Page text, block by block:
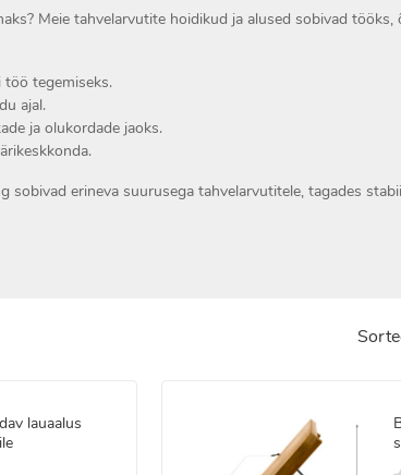
Meie tahvelarvutite hoidikud ja alused sobivad
töö tegemiseks.
ajal.
ja olukordade jaoks.
erineva suurusega tahvelarvutitele, tagades
lauaalus